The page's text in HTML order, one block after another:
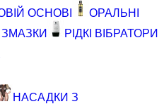
ОСНОВІ
ОРАЛЬНІ
РІДКІ ВІБРАТОРИ
НАСАДКИ З